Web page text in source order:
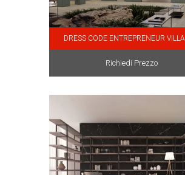
DRESS CODE ENTREPRENEUR VILLA
Richiedi Prezzo